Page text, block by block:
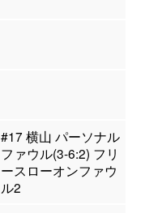
#17 横山 パーソナル
ファウル(3-6:2) フリ
ースローオンファウ
ル2